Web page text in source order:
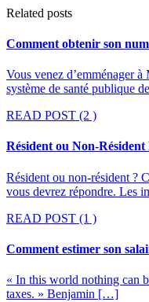
Related posts
Comment obtenir son
Vous venez d’emménager
système de santé publique
READ POST (2 )
Résident ou Non-Résident
Résident ou non-résident ?
vous devrez répondre. Les
READ POST (1 )
Comment estimer son
« In this world nothing can
taxes. » Benjamin […]